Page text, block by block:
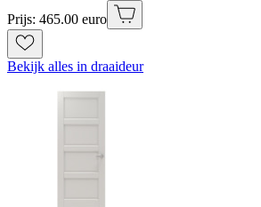
Prijs: 465.00 euro
Bekijk alles in draaideur